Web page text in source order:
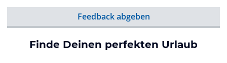
Feedback abgeben
Finde Deinen perfekten Urlaub